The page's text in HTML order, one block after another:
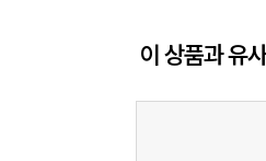
이 상품과 유